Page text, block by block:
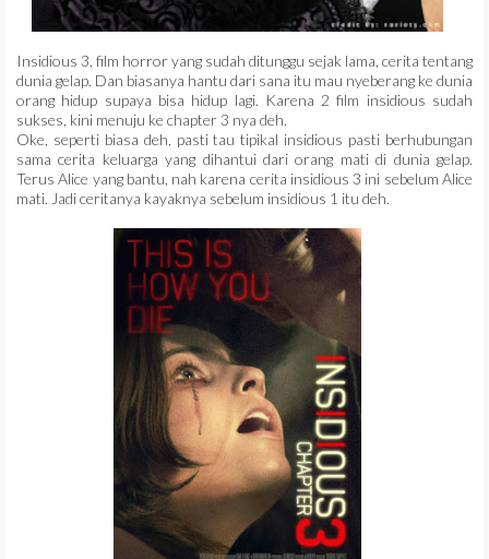
Insidious 3, film horror yang sudah ditunggu sejak lama, cerita tentang
dunia gelap. Dan biasanya hantu dari sana itu mau nyeberang ke dunia
orang hidup supaya bisa hidup lagi. Karena 2 film insidious sudah
sukses, kini menuju ke chapter 3 nya deh.
Oke, seperti biasa deh, pasti tau tipikal insidious pasti berhubungan
sama cerita keluarga yang dihantui dari orang mati di dunia gelap.
Terus Alice yang bantu, nah karena cerita insidious 3 ini sebelum Alice
mati. Jadi ceritanya kayaknya sebelum insidious 1 itu deh.